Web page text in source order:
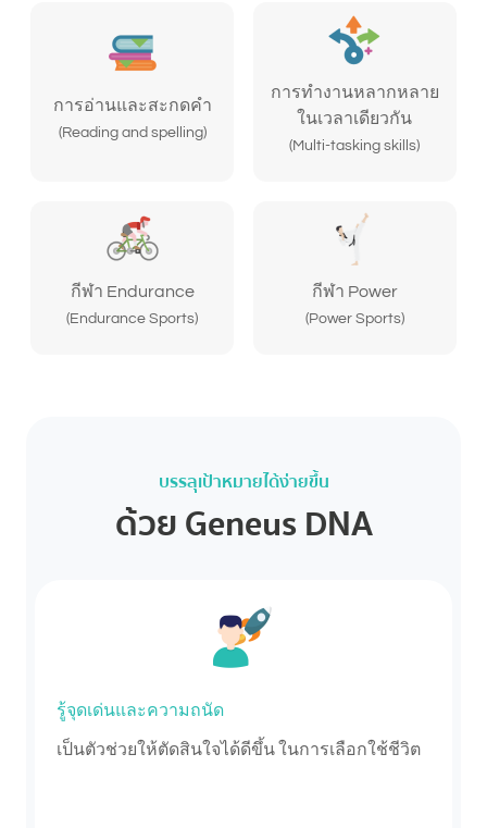
การอ่านและสะกดคำ
(Reading and spelling)
การทำงานหลากหลาย
ในเวลาเดียวกัน
(Multi-tasking skills)
กีฬา Endurance
(Endurance Sports)
กีฬา Power
(Power Sports)
บรรลุเป้าหมายได้ง่ายขึ้น
ด้วย Geneus DNA
รู้จุดเด่นและความถนัด
เป็นตัวช่วยให้ตัดสินใจได้ดีขึ้น ในการเลือกใช้ชีวิต